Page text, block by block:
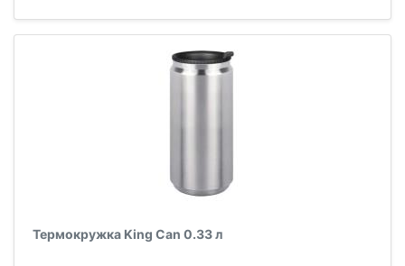
Термокружка King Can 0.33 л